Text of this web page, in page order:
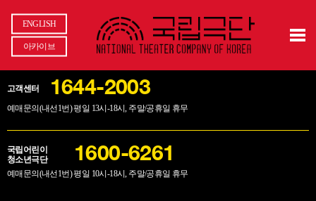
ENGLISH
아카이브
고객센터 1644-2003
예매문의(내선1번) 평일 13시-18시, 주말/공휴일 휴무
국립어린이
청소년극단
1600-6261
예매문의(내선1번) 평일 10시-18시, 주말/공휴일 휴무